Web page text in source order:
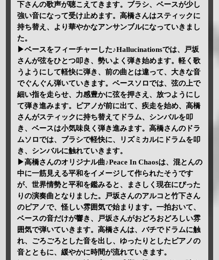
下さんの歌声が聴こえてきます。ブラシ、ベースが少し
強い音になって受け止めます。高橋さんはスティックに
持ち替え、より華やかなアンサンブルになっていきまし
た。
▶ベースをフィーチャーした♪Hallucinationsでは、戸坂
さんが弦をひとつ叩き、勢いよく弾き始めます。軽く歌
うようにして軽快に弾き、前の曲とは違って、大きな音
でぐんぐん弾いていきます。ベースソロでは、弦の上で
細い指を走らせ、力感豊かに弦を押さえ、放つようにし
て弾き進みます。ピアノが前に出て、疾走を始め、高橋
さんがスティックに持ち替えてドラム、シンバルを叩
き、ベースは小気味良く弾き進みます。高橋さんのドラ
ムソロでは、ブラシで軽快に、リズミカルにドラムを叩
き、シンバルに触れていきます。
▶高橋さんのオリジナル曲♪Peace In Chaosは、混とんの
中に一筋見える平和をイメージして作られたそうです
が、世界情勢と平和を鑑みると、まさしく現在にぴった
りの演奏曲となりました。戸坂さんのアルコと竹下さん
のピアノで、怪しい雰囲気で始まります。一拍おいて、
ベースの音だけが響き、戸坂さんがおどろおどろしい雰
囲気で弾いていきます。高橋さんは、バチでドラムに触
れ、ごろごろとした音を出し、ゆったりとしたピアノの
音とともに、緩やかに時間が流れていきます。